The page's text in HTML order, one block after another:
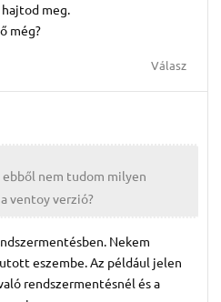
meg.
még?
Válasz
ebből nem tudom milyen
ventoy verzió?
Nekem
eszembe. Az például jelen
rendszermentésnél és a